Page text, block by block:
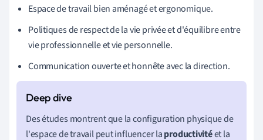
Espace de travail bien aménagé et ergonomique.
Politiques de respect de la vie privée et d'équilibre entre
vie professionnelle et vie personnelle.
Communication ouverte et honnête avec la direction.
Des études montrent que la configuration physique de
l'espace de travail peut influencer laproductivitéet la